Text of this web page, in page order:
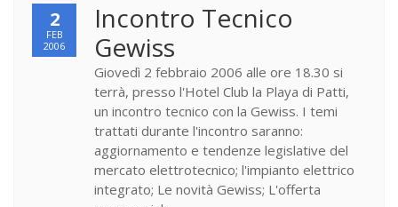
2
FEB
2006
Incontro Tecnico
Gewiss
Giovedì 2 febbraio 2006 alle ore 18.30 si
terrà, presso l'Hotel Club la Playa di Patti,
un incontro tecnico con la Gewiss. I temi
trattati durante l'incontro saranno:
aggiornamento e tendenze legislative del
mercato elettrotecnico; l'impianto elettrico
integrato; Le novità Gewiss; L'offerta